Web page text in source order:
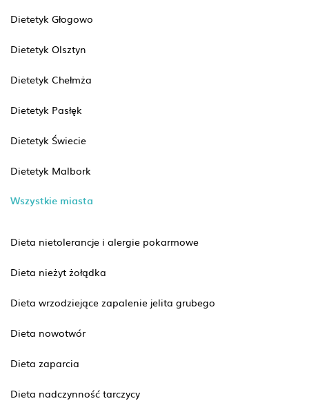
Dietetyk Głogowo
Dietetyk Olsztyn
Dietetyk Chełmża
Dietetyk Pasłęk
Dietetyk Świecie
Dietetyk Malbork
Wszystkie miasta
Dieta nietolerancje i alergie pokarmowe
Dieta nieżyt żołądka
Dieta wrzodziejące zapalenie jelita grubego
Dieta nowotwór
Dieta zaparcia
Dieta nadczynność tarczycy